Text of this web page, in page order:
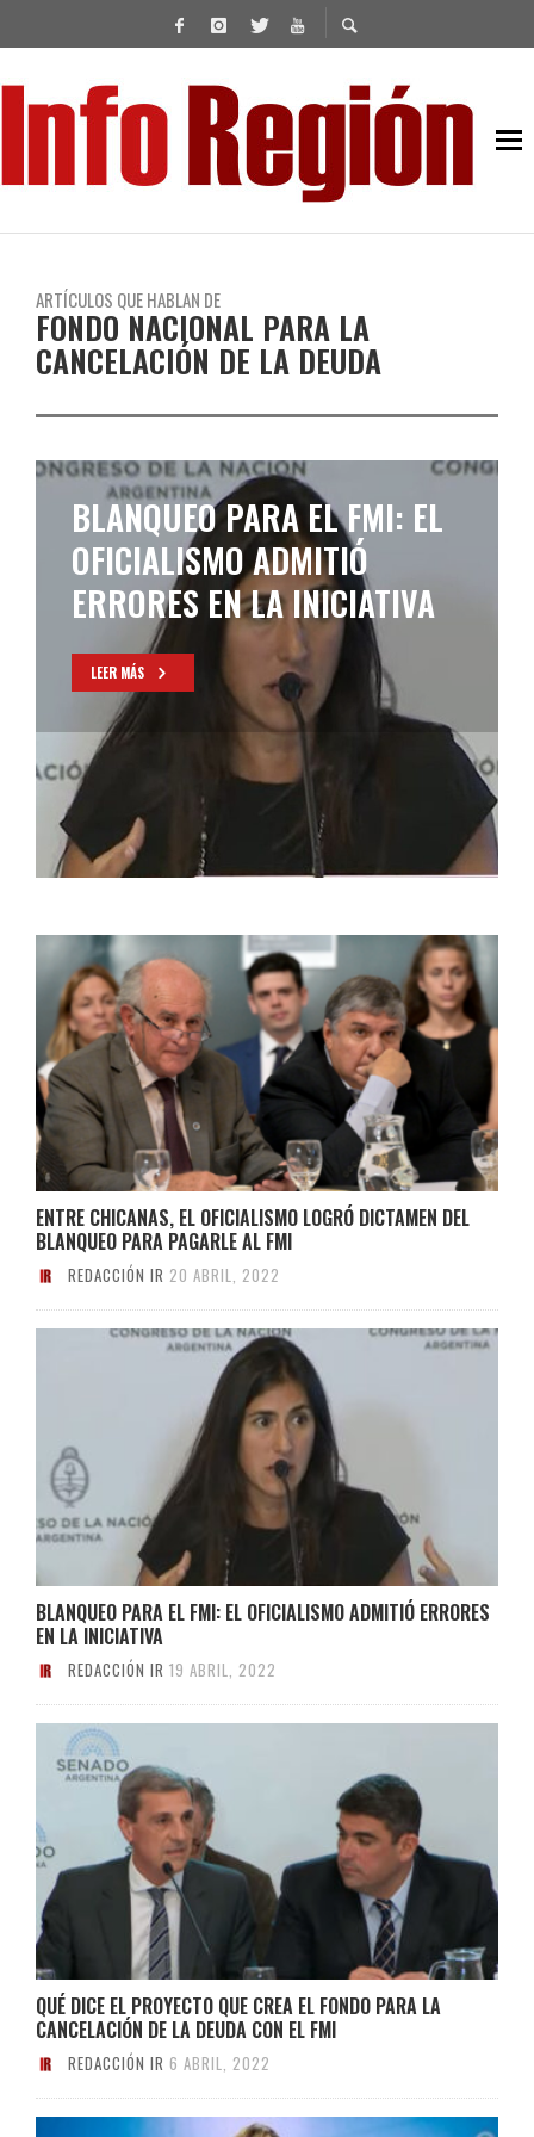
ARTÍCULOS QUE HABLAN DE
FONDO NACIONAL PARA LA
CANCELACIÓN DE LA DEUDA
BLANQUEO PARA EL FMI: EL
OFICIALISMO ADMITIÓ
ERRORES EN LA INICIATIVA
LEER MÁS
ENTRE CHICANAS, EL OFICIALISMO LOGRÓ DICTAMEN DEL
BLANQUEO PARA PAGARLE AL FMI
REDACCIÓN IR 20 ABRIL, 2022
BLANQUEO PARA EL FMI: EL OFICIALISMO ADMITIÓ ERRORES
EN LA INICIATIVA
REDACCIÓN IR 19 ABRIL, 2022
QUÉ DICE EL PROYECTO QUE CREA EL FONDO PARA LA
CANCELACIÓN DE LA DEUDA CON EL FMI
REDACCIÓN IR 6 ABRIL, 2022